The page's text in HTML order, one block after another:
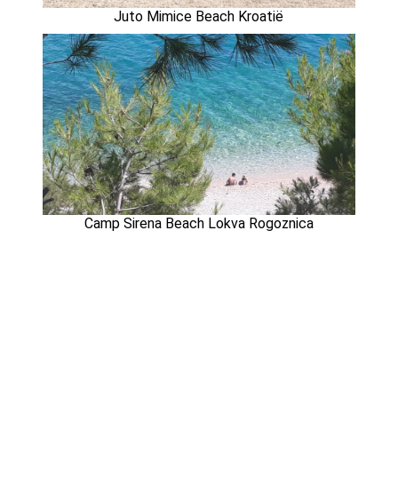
Juto Mimice Beach Kroatië
Camp Sirena Beach Lokva Rogoznica